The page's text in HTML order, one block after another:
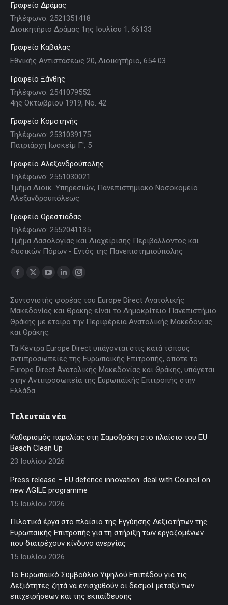
Γραφείο Δράμας
Τηλέφωνο: 2521351418
Διοικητήριο Δράμας 1ης Ιουλίου 1, 66133
Γραφείο Καβάλας
Εθνικής Αντιστάσεως 20, Διοικητήριο, 654 03
Γραφείο Ξάνθης
Τηλέφωνο: 2541079552
4ης Οκτωβρίου 1919, Νο. 42
Γραφείο Κομοτηνής
Τηλέφωνο: 2531039175
Πατριάρχη Ιωσκείμ Γ', 5
Γραφείο Αλεξανδρούπολης
Τηλέφωνο: 2551030021
Τμήμα Διοικ. Υπηρεσιών, Πανεπιστημιακό Νοσοκομείο
Αλεξανδρουπόλεως
Γραφείο Ορεστιάδας
Τηλέφωνο: 2552041135
Τμήμα Δασολογίας και Διαχείρισης Περιβάλλοντος και
Φυσικών Πόρων - Εντός της Πανεπιστημιούπολης
Find us on:
Facebook
opens
in
new
window
X
opens
new
window
YouTube
opens
in
new
window
Linkedin
opens
window
Instagram
opens
window
Συντονιστής φορέας του Europe Direct Ανατολικής
Μακεδονίας και Θράκης είναι το Δημοκρίτειο Πανεπιστήμιο
Θράκης με εταίρο την Περιφέρεια Ανατολικής Μακεδονίας
και Θράκης.
Τα Κέντρα Europe Direct υπάγονται στις κατά τόπους
αντιπροσωπείες της Ευρωπαϊκής Επιτροπής, οπότε το
Europe Direct Ανατολικής Μακεδονίας και Θράκης, υπάγεται
στην Αντιπροσωπεία της Ευρωπαϊκής Επιτροπής στην
Ελλάδα.
Τελευταία νέα
Καθαρισμός παραλίας στη Σαμοθράκη στο πλαίσιο του EU
Beach Clean Up
23 Ιουλίου 2026
Press release – EU defence innovation: deal with Council on
new AGILE programme
15 Ιουλίου 2026
Πιλοτικά έργα στο πλαίσιο της Εγγύησης Δεξιοτήτων της
Ευρωπαϊκής Επιτροπής για τη στήριξη των εργαζομένων
που διατρέχουν κίνδυνο ανεργίας
15 Ιουλίου 2026
Το Ευρωπαϊκό Συμβούλιο Υψηλού Επιπέδου για τις
Δεξιότητες ζητά να ενισχυθούν οι δεσμοί μεταξύ των
επιχειρήσεων και της εκπαίδευσης